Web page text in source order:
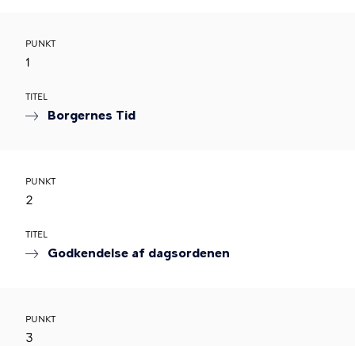
PUNKT
1
TITEL
Borgernes Tid
PUNKT
2
TITEL
Godkendelse af dagsordenen
PUNKT
3